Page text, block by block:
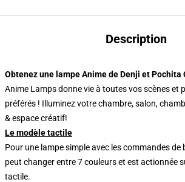
Description
Obtenez une lampe Anime de Denji et Pochita
Anime Lamps donne vie à toutes vos scènes et
préférés ! Illuminez votre chambre, salon,
& espace créatif!
Le modèle tactile
Pour une lampe simple avec les commandes de
peut changer entre 7 couleurs et est actionnée
tactile.